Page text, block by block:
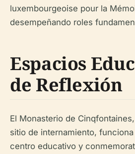
luxembourgeoise pour la
desempeñando roles
Espacios
de Reflexión
El Monasterio de
sitio de internamiento,
centro educativo y